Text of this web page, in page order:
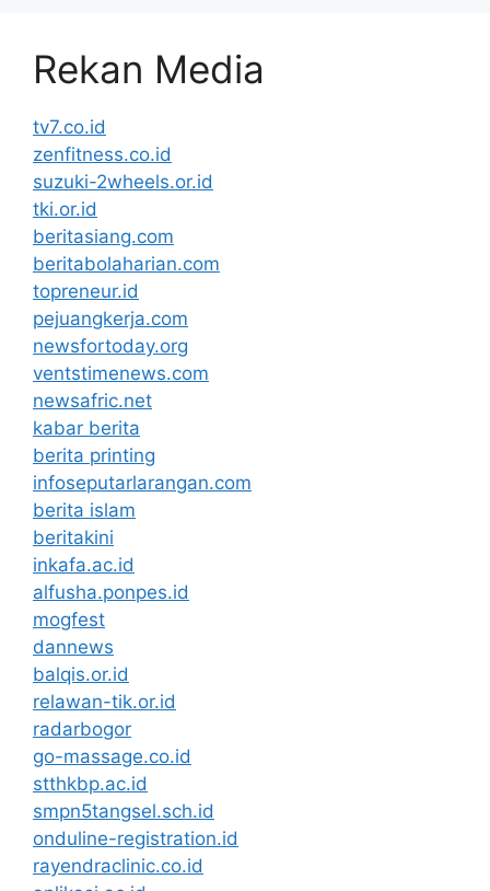
Rekan Media
tv7.co.id
zenfitness.co.id
suzuki-2wheels.or.id
tki.or.id
beritasiang.com
beritabolaharian.com
topreneur.id
pejuangkerja.com
newsfortoday.org
ventstimenews.com
newsafric.net
kabar berita
berita printing
infoseputarlarangan.com
berita islam
beritakini
inkafa.ac.id
alfusha.ponpes.id
mogfest
dannews
balqis.or.id
relawan-tik.or.id
radarbogor
go-massage.co.id
stthkbp.ac.id
smpn5tangsel.sch.id
onduline-registration.id
rayendraclinic.co.id